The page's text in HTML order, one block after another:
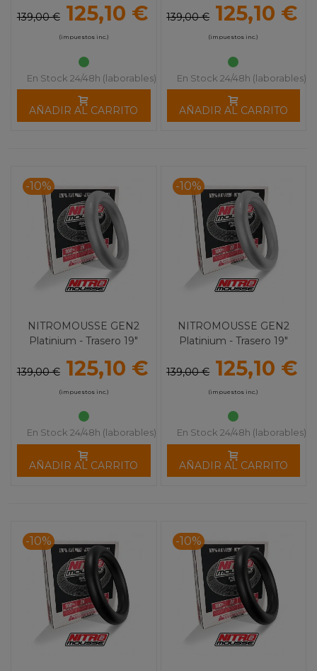
139,00 € 125,10 €
(impuestos inc.)
En Stock 24/48h (laborables)
AÑADIR AL CARRITO
139,00 € 125,10 €
(impuestos inc.)
En Stock 24/48h (laborables)
AÑADIR AL CARRITO
-10%
NITROMOUSSE GEN2
Platinium - Trasero 19"
139,00 € 125,10 €
(impuestos inc.)
En Stock 24/48h (laborables)
AÑADIR AL CARRITO
-10%
NITROMOUSSE GEN2
Platinium - Trasero 19"
139,00 € 125,10 €
(impuestos inc.)
En Stock 24/48h (laborables)
AÑADIR AL CARRITO
-10% -10%